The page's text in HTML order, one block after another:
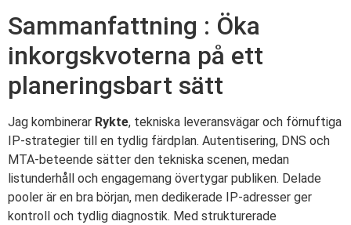
Sammanfattning : Öka
inkorgskvoterna på ett
planeringsbart sätt
Jag kombinerar Rykte, tekniska leveransvägar och förnuftiga
IP-strategier till en tydlig färdplan. Autentisering, DNS och
MTA-beteende sätter den tekniska scenen, medan
listunderhåll och engagemang övertygar publiken. Delade
pooler är en bra början, men dedikerade IP-adresser ger
kontroll och tydlig diagnostik. Med strukturerade